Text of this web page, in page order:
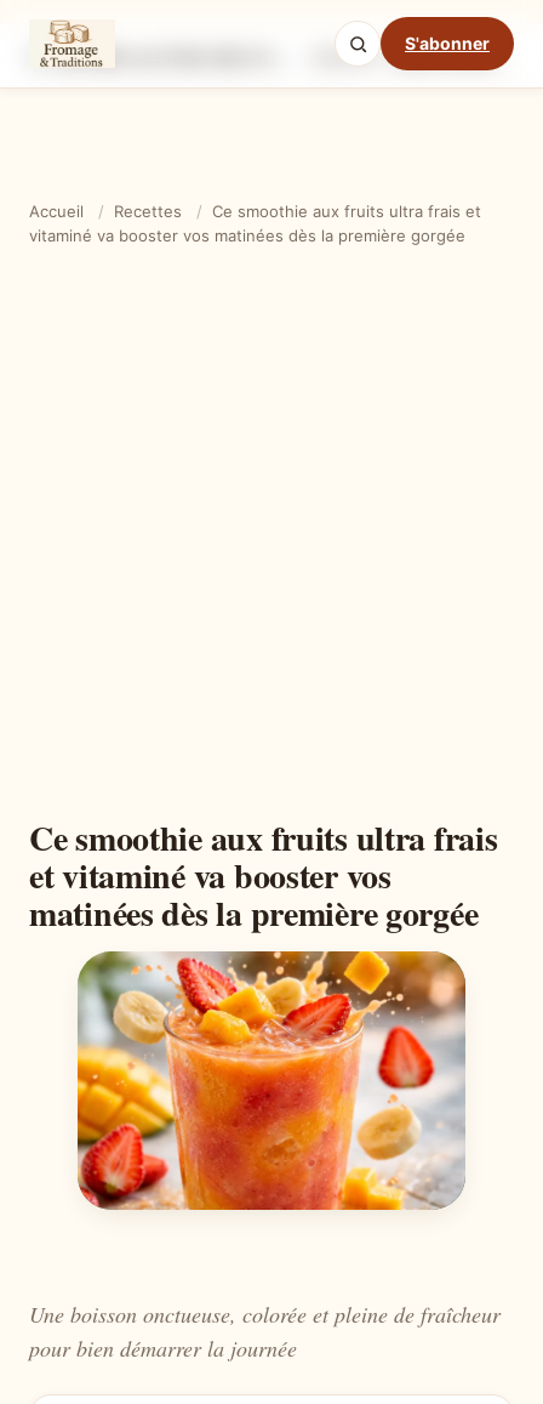
S'abonner
Ingrédients Étapes
Mode cuisine
Accueil / Recettes / Ce smoothie aux fruits ultra frais et
vitaminé va booster vos matinées dès la première gorgée
Ce smoothie aux fruits ultra frais
et vitaminé va booster vos
matinées dès la première gorgée
Une boisson onctueuse, colorée et pleine de fraîcheur
pour bien démarrer la journée